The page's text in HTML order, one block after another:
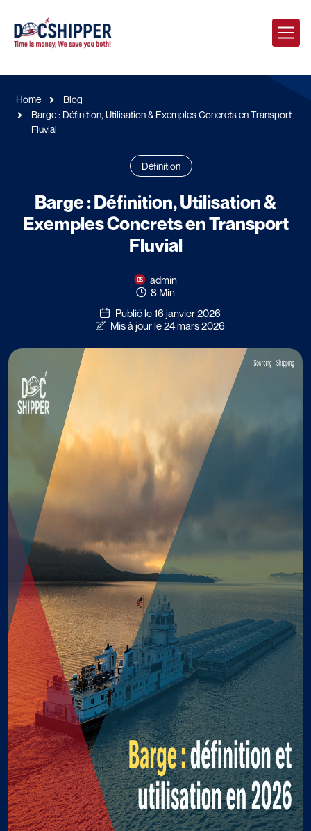
Home
Blog
Barge : Définition, Utilisation & Exemples Concrets en Transport
Fluvial
Définition
Barge : Définition, Utilisation &
Exemples Concrets en Transport
Fluvial
admin
8 Min
Publié le 16 janvier 2026
Mis à jour le 24 mars 2026